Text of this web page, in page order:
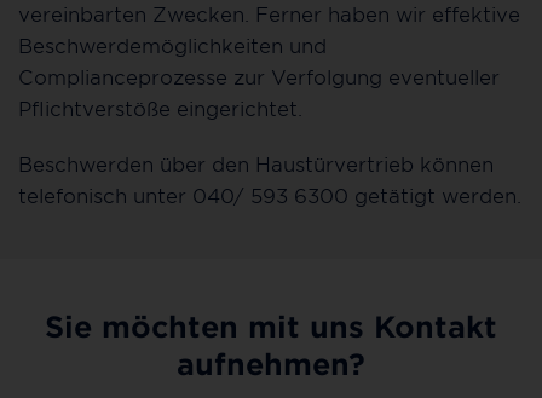
vereinbarten Zwecken. Ferner haben wir effektive
Beschwerdemöglichkeiten und
Complianceprozesse zur Verfolgung eventueller
Pflichtverstöße eingerichtet.
Beschwerden über den Haustürvertrieb können
telefonisch unter 040/ 593 6300 getätigt werden.
Sie möchten mit uns Kontakt
aufnehmen?